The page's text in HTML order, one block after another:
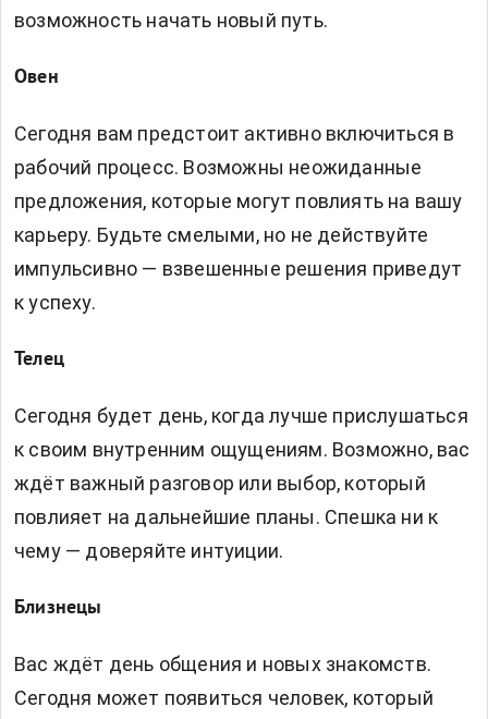
возможность начать новый путь.
Овен
Сегодня вам предстоит активно включиться в
рабочий процесс. Возможны неожиданные
предложения, которые могут повлиять на вашу
карьеру. Будьте смелыми, но не действуйте
импульсивно — взвешенные решения приведут
к успеху.
Телец
Сегодня будет день, когда лучше прислушаться
к своим внутренним ощущениям. Возможно, вас
ждёт важный разговор или выбор, который
повлияет на дальнейшие планы. Спешка ни к
чему — доверяйте интуиции.
Близнецы
Вас ждёт день общения и новых знакомств.
Сегодня может появиться человек, который